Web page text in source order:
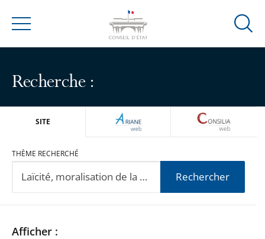
Menu
Ouvrir
Recherche :
SITE ARIANEWEB
THÈME RECHERCHÉ
Rechercher
Passer
Passer
Afficher :